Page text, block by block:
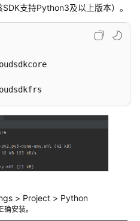
支持Python3及以上版本）。
> Project > Python
安装。